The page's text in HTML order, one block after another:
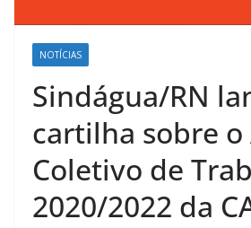
NOTÍCIAS
Sindágua/RN
cartilha sobre o
Coletivo de
2020/2022 da